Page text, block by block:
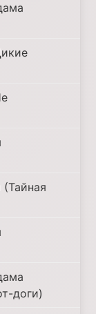
(Тайная
доги)